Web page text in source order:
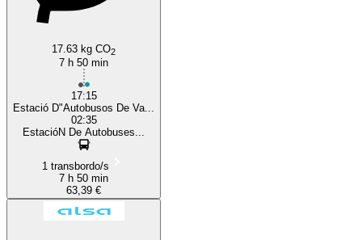
17.63 kg CO2
7 h 50 min
17:15
Estació D"Autobusos De Va...
02:35
EstacióN De Autobuses...
1 transbordo/s
7 h 50 min
63,39 €